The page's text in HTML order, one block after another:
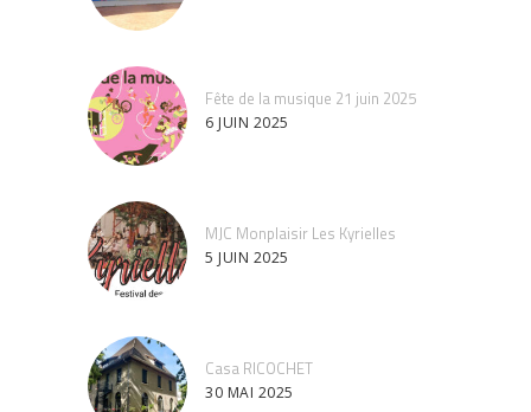
Fête de la musique 21 juin 2025
6 JUIN 2025
MJC Monplaisir Les Kyrielles
5 JUIN 2025
Casa RICOCHET
30 MAI 2025